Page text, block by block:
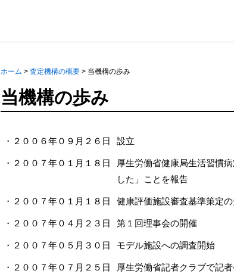
ホーム > 査定機構の概要 > 当機構の歩み
当機構の歩み
・２００６年０９月２６日 設立
・２００７年０１月１８日
厚生労働省健康局生活習慣
した」ことを報告
・２００７年０１月１８日 健康評価施設審査基準策定
・２００７年０４月２３日 第１回理事会の開催
・２００７年０５月３０日 モデル施設への調査開始
・２００７年０７月２５日 厚生労働省記者クラブで記